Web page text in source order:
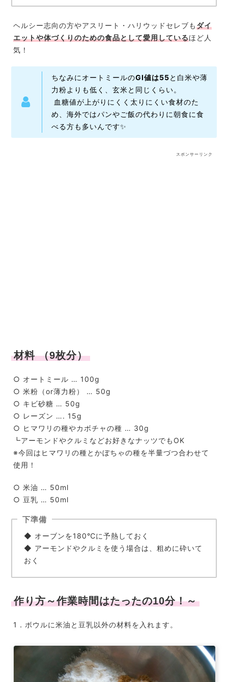
ヘルシー志向の方やアスリート・ハリウッドセレブもダイ
エットや体づくりのための食品として愛用しているほど人
気！
ちなみにオートミールのGI値は55と白米や薄
力粉よりも低く、玄米と同じくらい。
血糖値が上がりにくく太りにくい食材のた
め、海外ではパンやご飯の代わりに朝食に食
べる方も多いんです✨
スポンサーリンク
材料 （9枚分）
○ オートミール … 100g
○ 米粉（or薄力粉） … 50g
○ キビ砂糖 … 50g
○ レーズン …. 15g
○ ヒマワリの種やカボチャの種 … 30g
┗アーモンドやクルミなどお好きなナッツでもOK
※今回はヒマワリの種とかぼちゃの種を半量づつ合わせて
使用！
○ 米油 … 50ml
○ 豆乳 … 50ml
下準備
◆ オーブンを180℃に予熱しておく
◆ アーモンドやクルミを使う場合は、粗めに砕いて
おく
作り方～作業時間はたったの10分！～
1．ボウルに米油と豆乳以外の材料を入れます。